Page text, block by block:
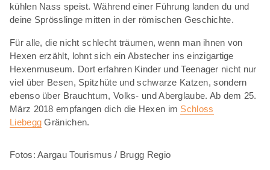
kühlen Nass speist. Während einer Führung landen du und
deine Sprösslinge mitten in der römischen Geschichte.
Für alle, die nicht schlecht träumen, wenn man ihnen von
Hexen erzählt, lohnt sich ein Abstecher ins einzigartige
Hexenmuseum. Dort erfahren Kinder und Teenager nicht nur
viel über Besen, Spitzhüte und schwarze Katzen, sondern
ebenso über Brauchtum, Volks- und Aberglaube. Ab dem 25.
März 2018 empfangen dich die Hexen im Schloss
Liebegg Gränichen.
Fotos: Aargau Tourismus / Brugg Regio